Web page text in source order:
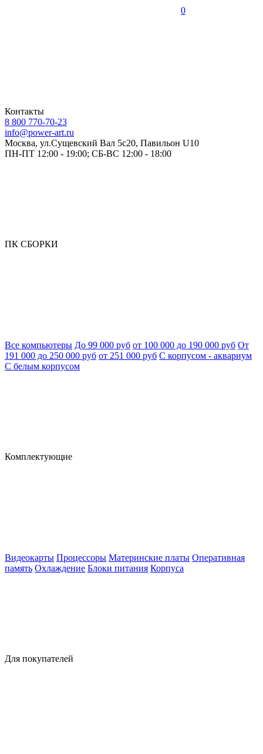
0
Контакты
8 800 770-70-23
info@power-art.ru
Москва, ул.Сущевский Вал 5с20, Павильон U10
ПН-ПТ 12:00 - 19:00; СБ-ВС 12:00 - 18:00
ПК СБОРКИ
Все компьютеры До 99 000 руб от 100 000 до 190 000 руб От
191 000 до 250 000 руб от 251 000 руб С корпусом - аквариум
С белым корпусом
Комплектующие
Видеокарты Процессоры Материнские платы Оперативная
память Охлаждение Блоки питания Корпуса
Для покупателей